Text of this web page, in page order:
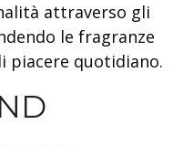
attraverso gli
le fragranze
piacere quotidiano.